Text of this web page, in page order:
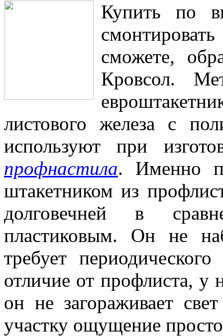
Купить по
сможете,
Кровсол.
листового железа с
используют при
профнастила. Именно
штакетником из
долговечней в
пластиковым. Он не
требует
отличие от профлиста, у
он не загораживает
участку ощущение